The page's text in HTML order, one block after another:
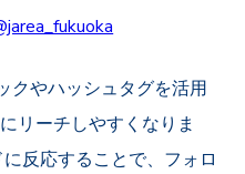
クやハッシュタグを活用
リーチしやすくなりま
反応することで、フォロ